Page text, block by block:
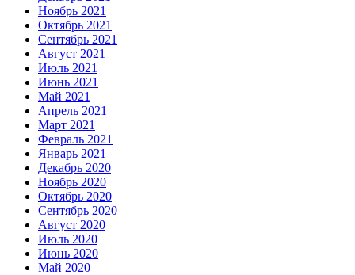
Ноябрь 2021
Октябрь 2021
Сентябрь 2021
Август 2021
Июль 2021
Июнь 2021
Май 2021
Апрель 2021
Март 2021
Февраль 2021
Январь 2021
Декабрь 2020
Ноябрь 2020
Октябрь 2020
Сентябрь 2020
Август 2020
Июль 2020
Июнь 2020
Май 2020